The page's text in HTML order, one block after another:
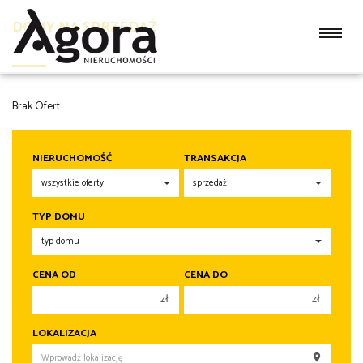
DOMY NA SPRZEDAŻ
Brak Ofert
NIERUCHOMOŚĆ TRANSAKCJA
TYP DOMU
CENA OD
zł
200 000 zł
CENA DO
zł
200 000 zł
LOKALIZACJA